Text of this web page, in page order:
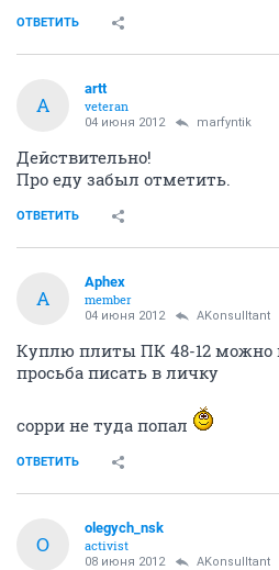
ОТВЕТИТЬ
A
artt
veteran
04 июня 2012 marfyntik
Действительно!
Про еду забыл отметить.
ОТВЕТИТЬ
A
Aphex
member
04 июня 2012 AKonsulltant
Куплю плиты ПК 48-12 можно
просьба писать в личку
сорри не туда попал
ОТВЕТИТЬ
O
olegych_nsk
activist
08 июня 2012 AKonsulltant